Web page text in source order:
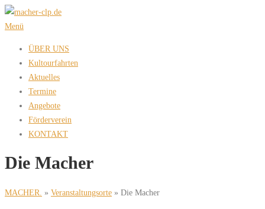
Zum
Inhalt
Menü
ÜBER UNS
Kultourfahrten
Aktuelles
Termine
Angebote
Förderverein
KONTAKT
Die Macher
MACHER. » Veranstaltungsorte » Die Macher